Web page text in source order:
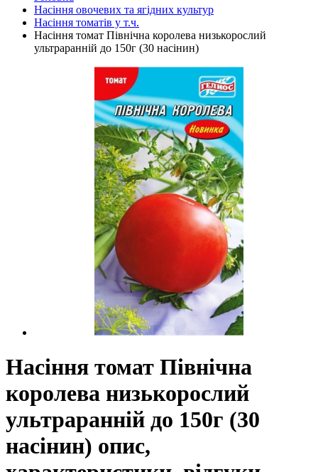
Насіння овочевих та ягідних культур
Насіння томатів у т.ч.
Насіння томат Північна королева низькорослий
ультраранній до 150г (30 насінин)
Насіння томат Північна
королева низькорослий
ультраранній до 150г (30
насінин) опис,